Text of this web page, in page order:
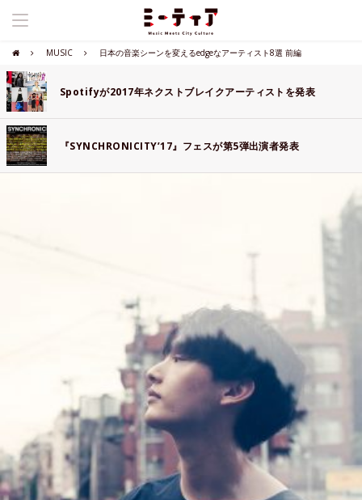
MUSIC 日本の音楽シーンを変えるedgeなアーティスト8選 前編
Spotifyが2017年ネクストブレイクアーティストを発表
『SYNCHRONICITY’17』フェスが第5弾出演者発表